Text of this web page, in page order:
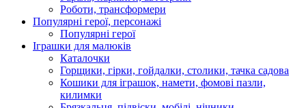
Роботи, трансформери
Популярні герої, персонажі
Популярні герої
Іграшки для малюків
Каталочки
Горщики, гірки, гойдалки, столики, тачка садова
Кошики для іграшок, намети, фомові пазли,
килимки